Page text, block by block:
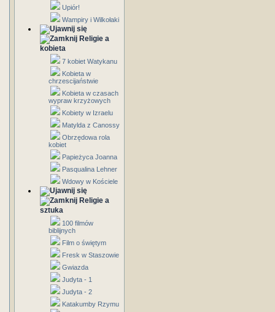
Upiór!
Wampiry i Wilkołaki
Religie a
kobieta
7 kobiet Watykanu
Kobieta w
chrzescijaństwie
Kobieta w czasach
wypraw krzyżowych
Kobiety w Izraelu
Matylda z Canossy
Obrzędowa rola
kobiet
Papieżyca Joanna
Pasqualina Lehner
Wdowy w Kościele
Religie a
sztuka
100 filmów
biblijnych
Film o świętym
Fresk w Staszowie
Gwiazda
Judyta - 1
Judyta - 2
Katakumby Rzymu